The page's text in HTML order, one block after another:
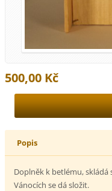
500,00 Kč
Popis
Doplněk k betlému, skládá
Vánocích se dá složit.